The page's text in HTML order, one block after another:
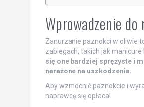
Wprowadzenie
Zanurzanie paznokci w oliwie
zabiegach, takich jak manicure
się one bardziej sprężyste i
narażone na uszkodzenia.
Aby wzmocnić paznokcie i
naprawdę się opłaca!